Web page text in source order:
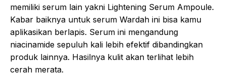
memiliki serum lain yakni Lightening Serum Ampoule.
Kabar baiknya untuk serum Wardah ini bisa kamu
aplikasikan berlapis. Serum ini mengandung
niacinamide sepuluh kali lebih efektif dibandingkan
produk lainnya. Hasilnya kulit akan terlihat lebih
cerah merata.